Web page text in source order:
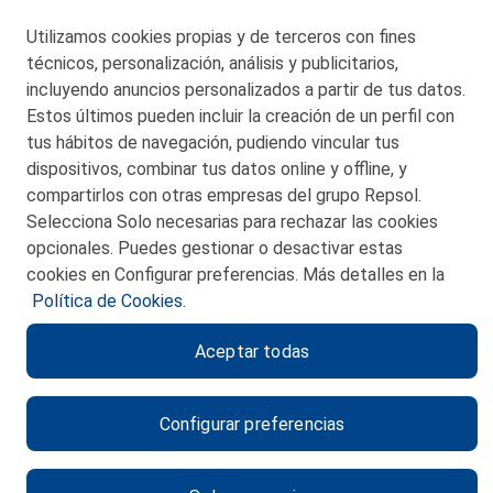
© 2026 Petronor S.A.
CONTACTO
MAPA WEB
POLITICA DE PRIVACIDAD
POLITICA DE COOKIES
CANAL DE ÉTICA
Utilizamos cookies propias y de terceros con fines
técnicos, personalización, análisis y publicitarios,
incluyendo anuncios personalizados a partir de tus datos.
Estos últimos pueden incluir la creación de un perfil con
tus hábitos de navegación, pudiendo vincular tus
dispositivos, combinar tus datos online y offline, y
compartirlos con otras empresas del grupo Repsol.
Selecciona Solo necesarias para rechazar las cookies
opcionales. Puedes gestionar o desactivar estas
cookies en Configurar preferencias. Más detalles en la
Política de Cookies.
Configurar preferencias
Aceptar todas